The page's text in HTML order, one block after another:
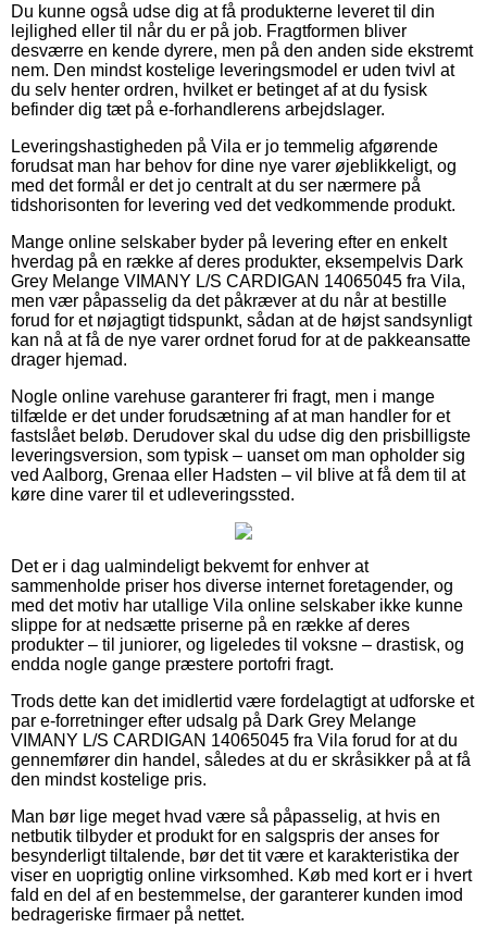
Du kunne også udse dig at få produkterne leveret til din
lejlighed eller til når du er på job. Fragtformen bliver
desværre en kende dyrere, men på den anden side ekstremt
nem. Den mindst kostelige leveringsmodel er uden tvivl at
du selv henter ordren, hvilket er betinget af at du fysisk
befinder dig tæt på e-forhandlerens arbejdslager.
Leveringshastigheden på Vila er jo temmelig afgørende
forudsat man har behov for dine nye varer øjeblikkeligt, og
med det formål er det jo centralt at du ser nærmere på
tidshorisonten for levering ved det vedkommende produkt.
Mange online selskaber byder på levering efter en enkelt
hverdag på en række af deres produkter, eksempelvis Dark
Grey Melange VIMANY L/S CARDIGAN 14065045 fra Vila,
men vær påpasselig da det påkræver at du når at bestille
forud for et nøjagtigt tidspunkt, sådan at de højst sandsynligt
kan nå at få de nye varer ordnet forud for at de pakkeansatte
drager hjemad.
Nogle online varehuse garanterer fri fragt, men i mange
tilfælde er det under forudsætning af at man handler for et
fastslået beløb. Derudover skal du udse dig den prisbilligste
leveringsversion, som typisk – uanset om man opholder sig
ved Aalborg, Grenaa eller Hadsten – vil blive at få dem til at
køre dine varer til et udleveringssted.
Det er i dag ualmindeligt bekvemt for enhver at
sammenholde priser hos diverse internet foretagender, og
med det motiv har utallige Vila online selskaber ikke kunne
slippe for at nedsætte priserne på en række af deres
produkter – til juniorer, og ligeledes til voksne – drastisk, og
endda nogle gange præstere portofri fragt.
Trods dette kan det imidlertid være fordelagtigt at udforske et
par e-forretninger efter udsalg på Dark Grey Melange
VIMANY L/S CARDIGAN 14065045 fra Vila forud for at du
gennemfører din handel, således at du er skråsikker på at få
den mindst kostelige pris.
Man bør lige meget hvad være så påpasselig, at hvis en
netbutik tilbyder et produkt for en salgspris der anses for
besynderligt tiltalende, bør det tit være et karakteristika der
viser en uoprigtig online virksomhed. Køb med kort er i hvert
fald en del af en bestemmelse, der garanterer kunden imod
bedrageriske firmaer på nettet.